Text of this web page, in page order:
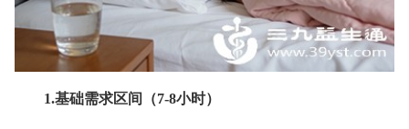
1.基础需求区间（7-8小时）